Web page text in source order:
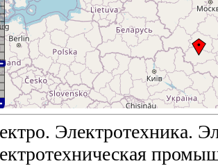
Электротехника.